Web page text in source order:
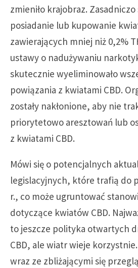
zmieniło krajobraz. Zasadniczo
posiadanie lub kupowanie
zawierających mniej niż 0,2%
ustawy o nadużywaniu
skutecznie wyeliminowało
powiązania z kwiatami CBD.
zostały nakłonione, aby nie
priorytetowo aresztowań lub
z kwiatami CBD.
Mówi się o potencjalnych
legislacyjnych, które trafią do
r., co może ugruntować
dotyczące kwiatów CBD.
to jeszcze polityka otwartych
CBD, ale wiatr wieje
wraz ze zbliżającymi się